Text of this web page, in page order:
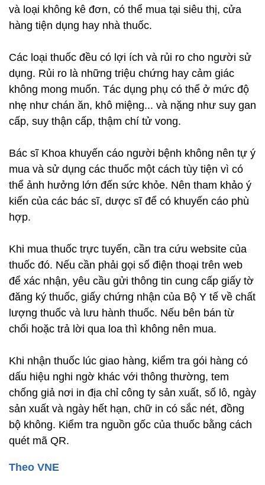
và loại không kê đơn, có thể mua tại siêu thị, cửa
hàng tiện dụng hay nhà thuốc.
Các loại thuốc đều có lợi ích và rủi ro cho người sử
dụng. Rủi ro là những triệu chứng hay cảm giác
không mong muốn. Tác dụng phụ có thể ở mức độ
nhẹ như chán ăn, khô miệng... và nặng như suy gan
cấp, suy thận cấp, thậm chí tử vong.
Bác sĩ Khoa khuyến cáo người bệnh không nên tự ý
mua và sử dụng các thuốc một cách tùy tiện vì có
thể ảnh hưởng lớn đến sức khỏe. Nên tham khảo ý
kiến của các bác sĩ, dược sĩ để có khuyến cáo phù
hợp.
Khi mua thuốc trực tuyến, cần tra cứu website của
thuốc đó. Nếu cần phải gọi số điện thoại trên web
để xác nhận, yêu cầu gửi thông tin cung cấp giấy tờ
đăng ký thuốc, giấy chứng nhận của Bộ Y tế về chất
lượng thuốc và lưu hành thuốc. Nếu bên bán từ
chối hoặc trả lời qua loa thì không nên mua.
Khi nhận thuốc lúc giao hàng, kiểm tra gói hàng có
dấu hiệu nghi ngờ khác với thông thường, tem
chống giả nơi in địa chỉ công ty sản xuất, số lô, ngày
sản xuất và ngày hết hạn, chữ in có sắc nét, đồng
bộ không. Kiểm tra nguồn gốc của thuốc bằng cách
quét mã QR.
Theo VNE